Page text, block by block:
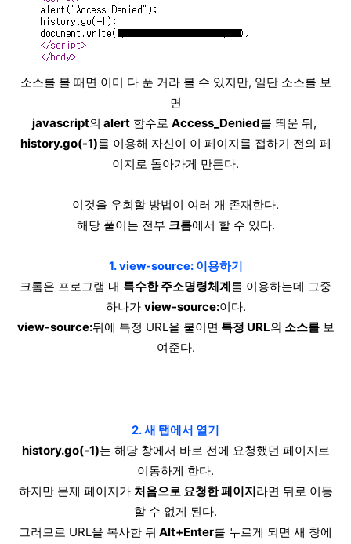
소스를 볼 때면 이미 다 푼 거라 볼 수 있지만, 일단 소스를 보
면
javascript의 alert함수로 Access_Denied를 띄운 뒤,
history.go(-1)를 이용해 자신이 이 페이지를 접하기 전의 페
이지로 돌아가게 만든다.
이것을 우회할 방법이 여러 개 존재한다.
해당 풀이는 전부 크롬에서 할 수 있다.
1.view-source:이용하기
크롬은 프로그램 내 특수한 주소명령체계를 이용하는데 그중
하나가 view-source:이다.
view-source:뒤에 특정 URL을 붙이면 특정 URL의 소스를보
여준다.
2. 새 탭에서 열기
history.go(-1)는 해당 창에서 바로 전에 요청했던 페이지로
이동하게 한다.
하지만 문제 페이지가 처음으로 요청한 페이지라면 뒤로 이동
할 수 없게 된다.
그러므로 URL을 복사한 뒤 Alt+Enter를 누르게 되면 새 창에